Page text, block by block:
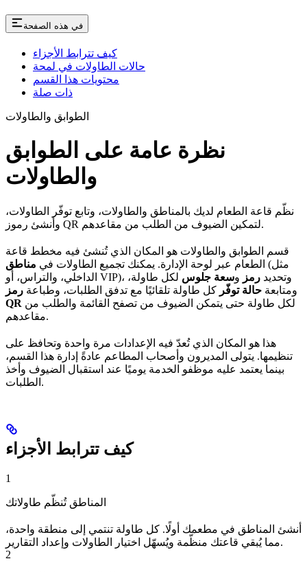
في هذه الصفحة
كيف تترابط الأجزاء
حالات الطاولات في لمحة
محتويات هذا القسم
ذات صلة
الطوابق والطاولات
نظرة عامة على الطوابق
والطاولات
نظّم قاعة الطعام لديك بالمناطق والطاولات، وتابع توفّر الطاولات،
وأنشئ رموز QR لتمكين الضيوف من الطلب من مقاعدهم.
قسم الطوابق والطاولات هو المكان الذي تُنشئ فيه مخطط قاعة
الطعام عبر لوحة الإدارة. يمكنك تجميع الطاولات في مناطق
(مثل
الداخلي، والتراس، أو VIP)، وتحديد رمز وسعة جلوس لكل طاولة،
ومتابعة حالة توفّر كل طاولة تلقائيًا مع تدفق الطلبات، وطباعة رمز
QR
مقاعدهم.
هذا هو المكان الذي تُعدّ فيه الإعدادات مرة واحدة وتحافظ على
تنظيمها. يتولى المديرون وأصحاب المطاعم عادةً إدارة هذا القسم،
بينما يعتمد عليه موظفو الخدمة يوميًا عند استقبال الضيوف وأخذ
الطلبات.
كيف تترابط الأجزاء
1
المناطق تُنظّم طاولاتك
أنشئ المناطق في مطعمك أولًا. كل طاولة تنتمي إلى منطقة واحدة،
مما يُبقي قاعتك منظّمة ويُسهّل اختيار الطاولات وإعداد التقارير.
2